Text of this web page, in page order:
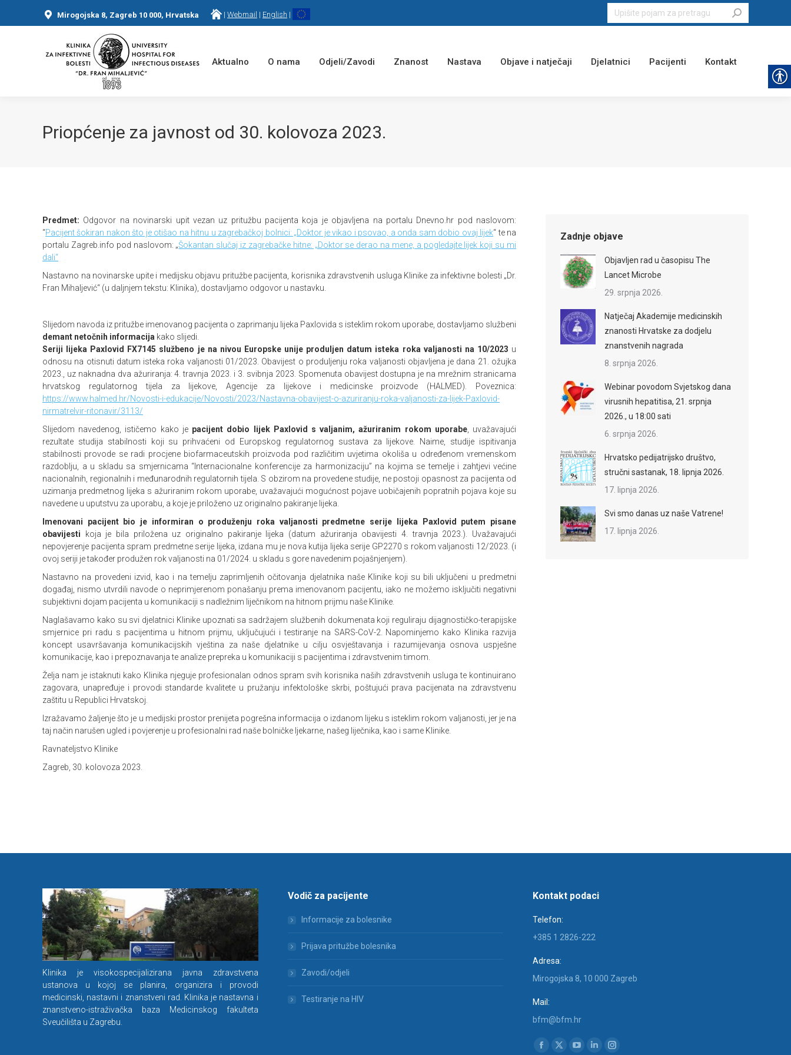
Mirogojska 8, Zagreb 10 000, Hrvatska | Webmail | English |
Search:
Aktualno O nama Odjeli/Zavodi Znanost Nastava Objave i natječaji Djelatnici Pacijenti Kontakt
Priopćenje za javnost od 30. kolovoza 2023.
Predmet: Odgovor na novinarski upit vezan uz pritužbu pacijenta koja je objavljena na portalu Dnevno.hr pod naslovom:
“Pacijent šokiran nakon što je otišao na hitnu u zagrebačkoj bolnici: „Doktor je vikao i psovao, a onda sam dobio ovaj lijek“ te na
portalu Zagreb.info pod naslovom: „Šokantan slučaj iz zagrebačke hitne: „Doktor se derao na mene, a pogledajte lijek koji su mi
dali“
Nastavno na novinarske upite i medijsku objavu pritužbe pacijenta, korisnika zdravstvenih usluga Klinike za infektivne bolesti „Dr.
Fran Mihaljević“ (u daljnjem tekstu: Klinika), dostavljamo odgovor u nastavku.
Slijedom navoda iz pritužbe imenovanog pacijenta o zaprimanju lijeka Paxlovida s isteklim rokom uporabe, dostavljamo službeni
demant netočnih informacija kako slijedi.
Seriji lijeka Paxlovid FX7145 službeno je na nivou Europske unije produljen datum isteka roka valjanosti na 10/2023 u
odnosu na otisnuti datum isteka roka valjanosti 01/2023. Obavijest o produljenju roka valjanosti objavljena je dana 21. ožujka
2023., uz naknadna dva ažuriranja: 4. travnja 2023. i 3. svibnja 2023. Spomenuta obavijest dostupna je na mrežnim stranicama
hrvatskog regulatornog tijela za lijekove, Agencije za lijekove i medicinske proizvode (HALMED). Poveznica:
https://www.halmed.hr/Novosti-i-edukacije/Novosti/2023/Nastavna-obavijest-o-azuriranju-roka-valjanosti-za-lijek-Paxlovid-
nirmatrelvir-ritonavir/3113/
Slijedom navedenog, ističemo kako je pacijent dobio lijek Paxlovid s valjanim, ažuriranim rokom uporabe, uvažavajući
rezultate studija stabilnosti koji su prihvaćeni od Europskog regulatornog sustava za lijekove. Naime, studije ispitivanja
stabilnosti provode se radi procjene biofarmaceutskih proizvoda pod različitim uvjetima okoliša u određenom vremenskom
razdoblju, a u skladu sa smjernicama “Internacionalne konferencije za harmonizaciju” na kojima se temelje i zahtjevi većine
nacionalnih, regionalnih i međunarodnih regulatornih tijela. S obzirom na provedene studije, ne postoji opasnost za pacijenta od
uzimanja predmetnog lijeka s ažuriranim rokom uporabe, uvažavajući mogućnost pojave uobičajenih popratnih pojava koje su
navedene u uputstvu za uporabu, a koje je priloženo uz originalno pakiranje lijeka.
Imenovani pacijent bio je informiran o produženju roka valjanosti predmetne serije lijeka Paxlovid putem pisane
obavijesti koja je bila priložena uz originalno pakiranje lijeka (datum ažuriranja obavijesti 4. travnja 2023.). Uvažavajući
nepovjerenje pacijenta spram predmetne serije lijeka, izdana mu je nova kutija lijeka serije GP2270 s rokom valjanosti 12/2023. (i
ovoj seriji je također produžen rok valjanosti na 01/2024. u skladu s gore navedenim pojašnjenjem).
Nastavno na provedeni izvid, kao i na temelju zaprimljenih očitovanja djelatnika naše Klinike koji su bili uključeni u predmetni
događaj, nismo utvrdili navode o neprimjerenom ponašanju prema imenovanom pacijentu, iako ne možemo isključiti negativni
subjektivni dojam pacijenta u komunikaciji s nadležnim liječnikom na hitnom prijmu naše Klinike.
Naglašavamo kako su svi djelatnici Klinike upoznati sa sadržajem službenih dokumenata koji reguliraju dijagnostičko-terapijske
smjernice pri radu s pacijentima u hitnom prijmu, uključujući i testiranje na SARS-CoV-2. Napominjemo kako Klinika razvija
koncept usavršavanja komunikacijskih vještina za naše djelatnike u cilju osvještavanja i razumijevanja osnova uspješne
komunikacije, kao i prepoznavanja te analize prepreka u komunikaciji s pacijentima i zdravstvenim timom.
Želja nam je istaknuti kako Klinika njeguje profesionalan odnos spram svih korisnika naših zdravstvenih usluga te kontinuirano
zagovara, unapređuje i provodi standarde kvalitete u pružanju infektološke skrbi, poštujući prava pacijenata na zdravstvenu
zaštitu u Republici Hrvatskoj.
Izražavamo žaljenje što je u medijski prostor prenijeta pogrešna informacija o izdanom lijeku s isteklim rokom valjanosti, jer je na
taj način narušen ugled i povjerenje u profesionalni rad naše bolničke ljekarne, našeg liječnika, kao i same Klinike.
Ravnateljstvo Klinike
Zagreb, 30. kolovoza 2023.
Zadnje objave
Objavljen rad u časopisu The
Lancet Microbe
29. srpnja 2026.
Natječaj Akademije medicinskih
znanosti Hrvatske za dodjelu
znanstvenih nagrada
8. srpnja 2026.
Webinar povodom Svjetskog dana
virusnih hepatitisa, 21. srpnja
2026., u 18:00 sati
6. srpnja 2026.
Hrvatsko pedijatrijsko društvo,
stručni sastanak, 18. lipnja 2026.
17. lipnja 2026.
Svi smo danas uz naše Vatrene!
17. lipnja 2026.
Klinika je visokospecijalizirana javna zdravstvena
ustanova u kojoj se planira, organizira i provodi
medicinski, nastavni i znanstveni rad. Klinika je nastavna i
znanstveno-istraživačka baza Medicinskog fakulteta
Sveučilišta u Zagrebu.
Vodič za pacijente
Informacije za bolesnike
Prijava pritužbe bolesnika
Zavodi/odjeli
Testiranje na HIV
Kontakt podaci
Telefon:
+385 1 2826-222
Adresa:
Mirogojska 8, 10 000 Zagreb
Mail:
bfm@bfm.hr
Find us on:
YouTubeLinkedinInstagram